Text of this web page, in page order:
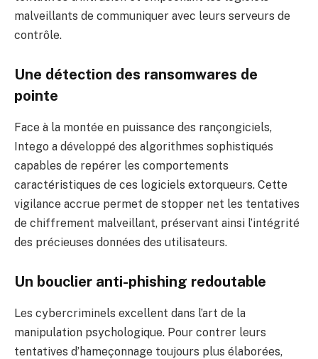
malveillants de communiquer avec leurs serveurs de
contrôle.
Une détection des ransomwares de
pointe
Face à la montée en puissance des rançongiciels,
Intego a développé des algorithmes sophistiqués
capables de repérer les comportements
caractéristiques de ces logiciels extorqueurs. Cette
vigilance accrue permet de stopper net les tentatives
de chiffrement malveillant, préservant ainsi l’intégrité
des précieuses données des utilisateurs.
Un bouclier anti-phishing redoutable
Les cybercriminels excellent dans l’art de la
manipulation psychologique. Pour contrer leurs
tentatives d’hameçonnage toujours plus élaborées,